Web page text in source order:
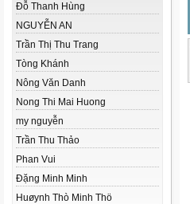
Đỗ Thanh Hùng
NGUYỄN AN
Trần Thị Thu Trang
Tòng Khánh
Nông Văn Danh
Nong Thi Mai Huong
my nguyễn
Trần Thu Thảo
Phan Vui
Đặng Minh Minh
Huøynh Thò Minh Thö